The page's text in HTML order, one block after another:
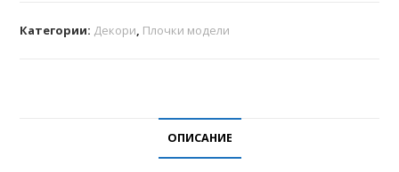
Категории: Декори, Плочки модели
ОПИСАНИЕ